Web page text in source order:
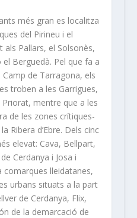
més gran es localitza
del Pirineu i el
als Pallars, el Solsonès,
el Berguedà. Pel que fa a
de Tarragona, els
troben a les Garrigues,
mentre que a les
de les zones crítiques-
Ribera d’Ebre. Dels cinc
elevat: Cava, Bellpart,
Cerdanya i Josa i
comarques lleidatanes,
urbans situats a la part
de Cerdanya, Flix,
de la demarcació de